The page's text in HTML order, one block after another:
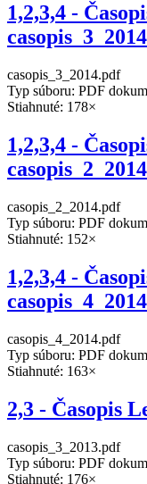
1,2,3,4 -
casopis_3_2014.pdf
Typ súboru: PDF
Stiahnuté: 178×
1,2,3,4 -
casopis_2_2014.pdf
Typ súboru: PDF
Stiahnuté: 152×
1,2,3,4 -
casopis_4_2014.pdf
Typ súboru: PDF
Stiahnuté: 163×
2,3 - Časopis
casopis_3_2013.pdf
Typ súboru: PDF
Stiahnuté: 176×